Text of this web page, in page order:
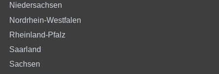
Niedersachsen
Nordrhein-Westfalen
Rheinland-Pfalz
Saarland
Sachsen